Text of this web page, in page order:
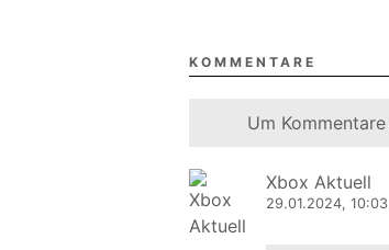
KOMMENTARE
Um
Xbox Aktuell
29.01.2024,